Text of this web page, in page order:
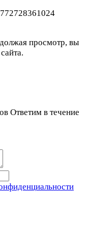
просмотр, вы
Ответим в течение